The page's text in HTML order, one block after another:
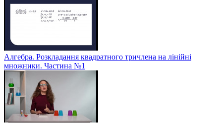
Алгебра. Розкладання квадратного тричлена на лінійні
множники. Частина №1